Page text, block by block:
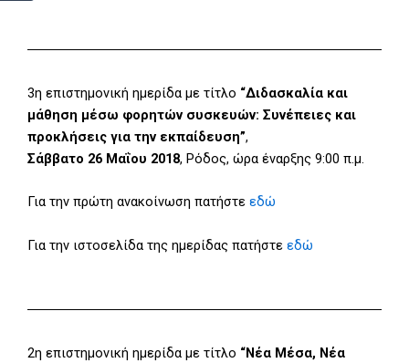
3η επιστημονική ημερίδα με τίτλο “Διδασκαλία και
μάθηση μέσω φορητών συσκευών: Συνέπειες και
προκλήσεις για την εκπαίδευση”,
Σάββατο 26 Μαΐου 2018, Ρόδος, ώρα έναρξης 9:00 π.μ.
Για την πρώτη ανακοίνωση πατήστε εδώ
Για την ιστοσελίδα της ημερίδας πατήστε εδώ
2η επιστημονική ημερίδα με τίτλο “Νέα Μέσα, Νέα